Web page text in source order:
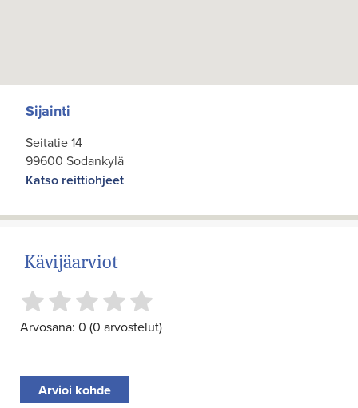
Sijainti
Seitatie 14
99600 Sodankylä
Katso reittiohjeet
Kävijäarviot
Arvosana: 0 (0 arvostelut)
Arvioi kohde